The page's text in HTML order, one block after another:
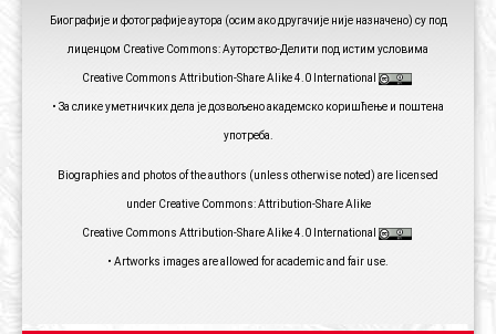
Биографије и фотографије аутора (осим ако другачије није назначено) су под
лиценцом Creative Commons: Ауторство-Делити под истим условима
Creative Commons Attribution-Share Alike 4.0 International
• За слике уметничких дела је дозвољено академско коришћење и поштена
употреба.
Biographies and photos of the authors (unless otherwise noted) are licensed
under Creative Commons: Attribution-Share Alike
Creative Commons Attribution-Share Alike 4.0 International
• Artworks images are allowed for academic and fair use.